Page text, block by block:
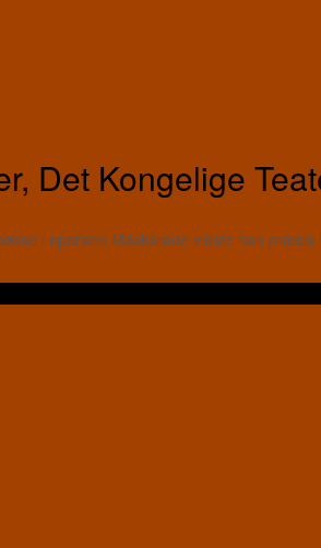
Det Kongelige
i operaen Maskarade vidste han